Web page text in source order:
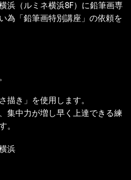
浜（ルミネ横浜8F）に鉛筆画専
為「鉛筆画特別講座」の依頼を
描き」を使用します。
集中力が増し早く上達できる練
。
浜